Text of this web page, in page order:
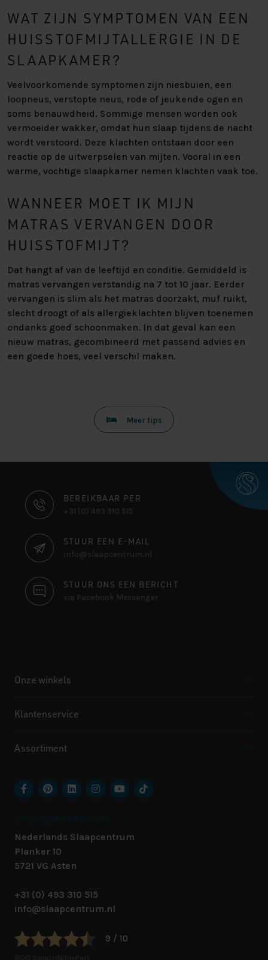
WAT ZIJN SYMPTOMEN VAN EEN
HUISSTOFMIJTALLERGIE IN DE
SLAAPKAMER?
Veelvoorkomende symptomen zijn niesbuien, een
loopneus, verstopte neus, rode of jeukende ogen en
soms benauwdheid. Sommige mensen worden ook
vermoeider wakker, omdat hun slaap tijdens de nacht
wordt verstoord. Deze klachten ontstaan door een
reactie op de uitwerpselen van mijten. Vooral in een
warme, vochtige slaapkamer nemen klachten vaak toe.
WANNEER MOET IK MIJN
MATRAS VERVANGEN DOOR
HUISSTOFMIJT?
Dat hangt af van de leeftijd en conditie. Gemiddeld is
matras vervangen verstandig na 7 tot 10 jaar. Eerder
vervangen is slim als het matras doorzakt, muf ruikt,
slecht droogt of als allergieklachten blijven toenemen
ondanks goed schoonmaken. In dat geval kan een
nieuw matras, gecombineerd met passend advies en
een goede hoes, veel verschil maken.
Meer tips
CONTACT
INFORMATIE
BEREIKBAAR PER
+31 (0) 493 310 515
STUUR EEN E-MAIL
info@slaapcentrum.nl
STUUR ONS EEN BERICHT
via Facebook Messenger
Onze winkels
Klantenservice
Assortiment
Nederlands Slaapcentrum
Planker 10
5721 VG Asten
+31 (0) 493 310 515
info@slaapcentrum.nl
9 / 10